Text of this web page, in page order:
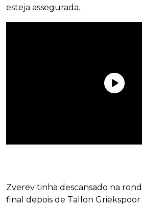
esteja assegurada.
Zverev tinha descansado na
final depois de Tallon